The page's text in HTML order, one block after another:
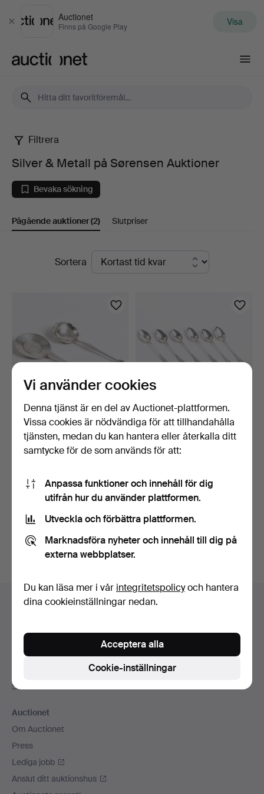
Stäng
Auctionet
Finns på Google Play Visa
Silver
Metall
på
Sørensen
Filtrera
Silver & Metall på Sørensen Auktioner
Bevaka sökning
Pågående auktioner(2) Slutpriser
PågåendeSortera
Sked i sterlingsilver med
kungligt silverm…
Silverskedar, sex st.
Stämplade 830. Danma…
9 dagar
Bevaka sökning
Du kan också söka i vårt arkiv med avslutade auktioner
Sidfotsnavigation
Hjälp och kontakt
Alla auktionshus
Betalningsalternativ
Sociala medier
Auctionet
Om Auctionet
Press
Lediga jobb
Anslut ditt auktionshus
Vi använder cookies
Denna tjänst är en del av Auctionet-plattformen.
Vissa cookies är nödvändiga för att tillhandahålla
tjänsten, medan du kan hantera eller återkalla ditt
samtycke för de som används för att:
Anpassa funktioner och innehåll för dig
utifrån hur du använder plattformen.
Utveckla och förbättra plattformen.
Marknadsföra nyheter och innehåll till dig på
externa webbplatser.
Du kan läsa mer i vår integritetspolicyoch hantera
dina cookieinställningar nedan.
Cookie-inställningar
Acceptera alla